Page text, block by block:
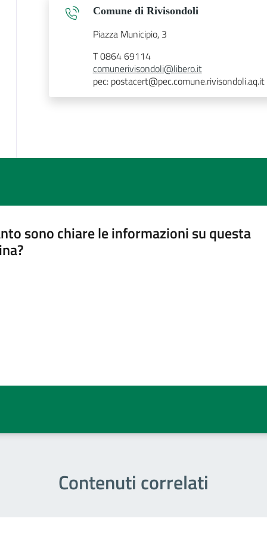
Comune di Rivisondoli
Piazza Municipio, 3
T 0864 69114
comunerivisondoli@libero.it
pec: postacert@pec.comune.rivisondoli.aq.it
sono chiare le informazioni su questa
5 stelle su 5
4 stelle su 5
3 stelle su 5
2 stelle su 5
Contenuti correlati